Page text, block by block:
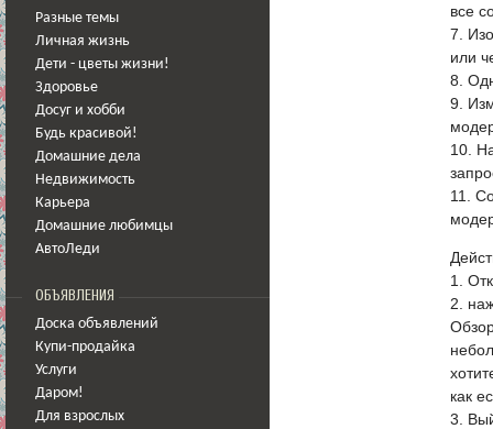
Разные темы
Личная жизнь
Дети - цветы жизни!
Здоровье
Досуг и хобби
Будь красивой!
Домашние дела
Недвижимость
Карьера
Домашние любимцы
АвтоЛеди
ОБЪЯВЛЕНИЯ
Доска объявлений
Купи-продайка
Услуги
Даром!
Для взрослых
все
7.
или
8.
9.
10.
11.
1.
2.
как
3.